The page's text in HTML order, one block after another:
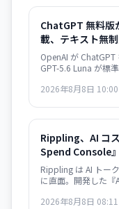
ChatGPT 無料版
載、テキスト無
OpenAI が
GPT-5.6 Luna が標
Sol が提供される。
2026年8月8日 10:00
Rippling、AI コ
Spend Console
Rippling は AI トー
に直面。開発した
ンで維持した。
2026年8月8日 08:11